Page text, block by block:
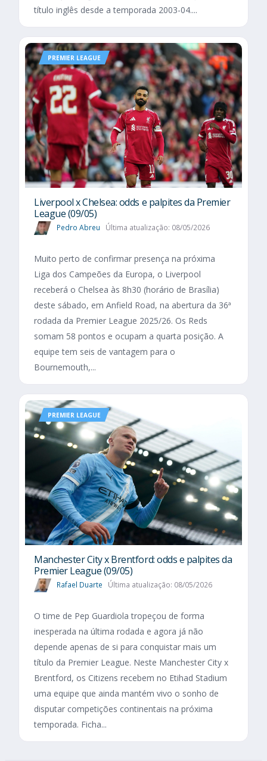
título inglês desde a temporada 2003-04....
PREMIER LEAGUE
Liverpool x Chelsea: odds e palpites da Premier
League (09/05)
Pedro Abreu Última atualização: 08/05/2026
Muito perto de confirmar presença na próxima
Liga dos Campeões da Europa, o Liverpool
receberá o Chelsea às 8h30 (horário de Brasília)
deste sábado, em Anfield Road, na abertura da 36ª
rodada da Premier League 2025/26. Os Reds
somam 58 pontos e ocupam a quarta posição. A
equipe tem seis de vantagem para o
Bournemouth,...
PREMIER LEAGUE
Manchester City x Brentford: odds e palpites da
Premier League (09/05)
Rafael Duarte Última atualização: 08/05/2026
O time de Pep Guardiola tropeçou de forma
inesperada na última rodada e agora já não
depende apenas de si para conquistar mais um
título da Premier League. Neste Manchester City x
Brentford, os Citizens recebem no Etihad Stadium
uma equipe que ainda mantém vivo o sonho de
disputar competições continentais na próxima
temporada. Ficha...